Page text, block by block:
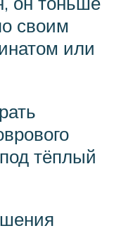
своим
или
тёплый